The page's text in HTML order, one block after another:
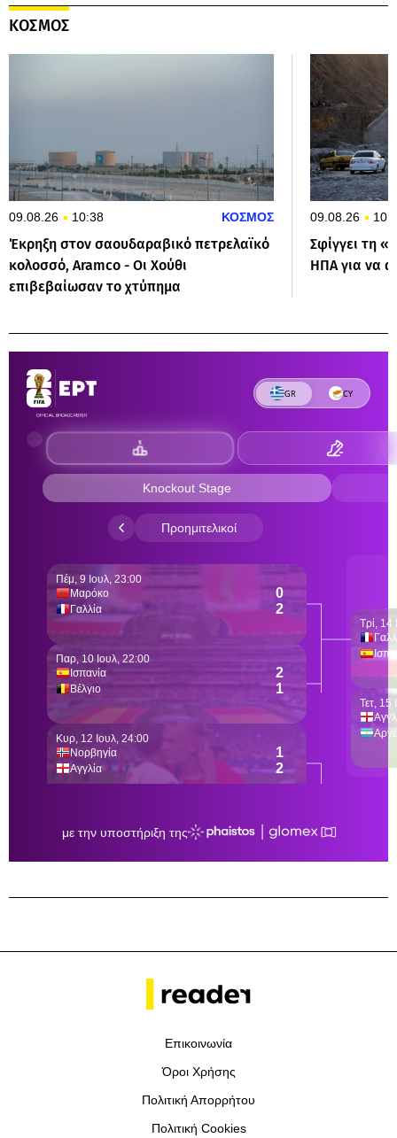
ΚΟΣΜΟΣ
09.08.26 10:38 ΚΟΣΜΟΣ
Έκρηξη στον σαουδαραβικό πετρελαϊκό
κολοσσό, Aramco - Οι Χούθι
επιβεβαίωσαν το χτύπημα
09.08.26
Σφίγγει τη
ΗΠΑ για να
Επικοινωνία
Όροι Χρήσης
Πολιτική Απορρήτου
Πολιτική Cookies